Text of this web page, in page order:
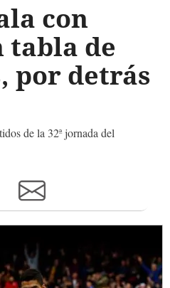
con
tabla de
por detrás
de la 32ª jornada del